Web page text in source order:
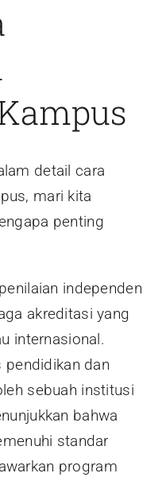
detail cara
mari kita
penting
independen
akreditasi yang
internasional.
pendidikan dan
sebuah institusi
bahwa
standar
program